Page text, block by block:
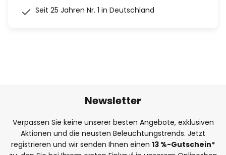
Seit 25 Jahren Nr. 1 in Deutschland
Newsletter
Verpassen Sie keine unserer besten Angebote, exklusiven
Aktionen und die neusten Beleuchtungstrends. Jetzt
registrieren und wir senden Ihnen einen 13 %-Gutschein*